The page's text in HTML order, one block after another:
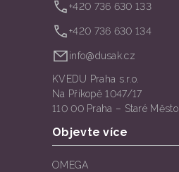
+420 736 630 133
+420 736 630 134
info@dusak.cz
KVEDU Praha s.r.o.
Na Příkopě 1047/17
110 00 Praha – Staré Město
Objevte více
OMEGA